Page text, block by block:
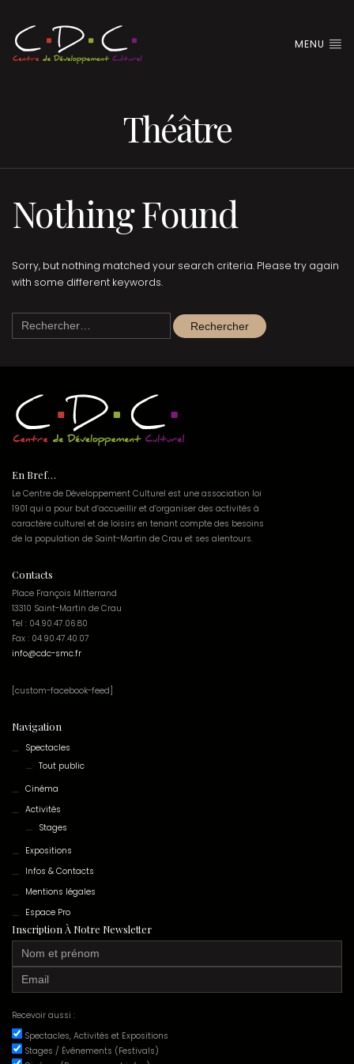
MENU
Théâtre
Nothing Found
Sorry, but nothing matched your search criteria. Please try again
with some different keywords.
Rechercher :
En Bref…
Le Centre de Développement Culturel est une association loi
1901 qui a pour but d’accueillir et d’organiser des activités à
caractère culturel et de loisirs en tenant compte des besoins
de la population de Saint-Martin de Crau et ses alentours.
Contacts
Place François Mitterrand
13310 Saint-Martin de Crau
Tel : 04.90.47.06.80
Fax : 04.90.47.40.07
info@cdc-smc.fr
[custom-facebook-feed]
Navigation
Spectacles
Tout public
Cinéma
Activités
Stages
Expositions
Infos & Contacts
Mentions légales
Espace Pro
Inscription À Notre Newsletter
Recevoir aussi :
Spectacles, Activités et Expositions
Stages / Événements (Festivals)